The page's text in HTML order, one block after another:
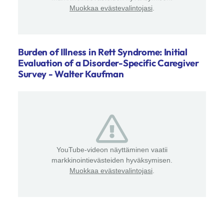
Muokkaa evästevalintojasi
Burden of Illness in Rett Syndrome: Initial
Evaluation of a Disorder-Specific Caregiver
Survey - Walter Kaufman
YouTube-videon näyttäminen vaatii
markkinointievästeiden hyväksymisen.
Muokkaa evästevalintojasi